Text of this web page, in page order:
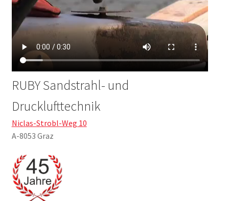
RUBY Sandstrahl- und
Drucklufttechnik
Niclas-Strobl-Weg 10
A-8053 Graz